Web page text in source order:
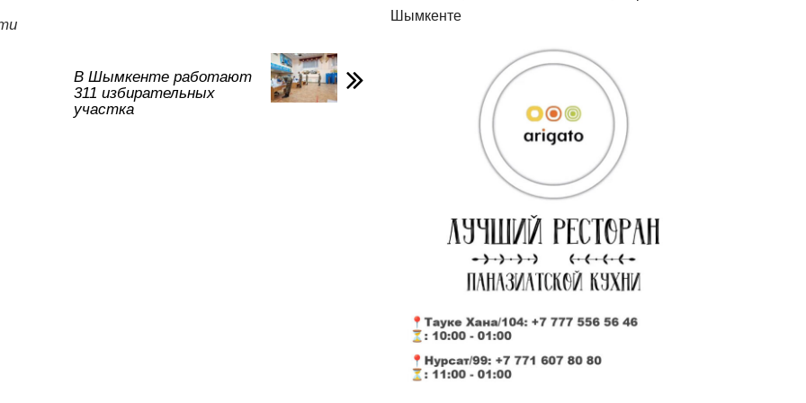
а
В Шымкенте работают
311 избирательных
участка
Шымкенте